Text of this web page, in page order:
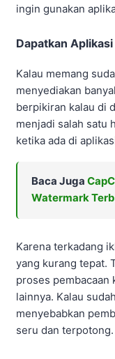
ingin gunakan
Dapatkan
Kalau memang
menyediakan
berpikiran kalau di
menjadi salah satu
ketika ada di
Baca Juga
Watermark
Karena terkadang
yang kurang tepat.
proses pembacaan
lainnya. Kalau
menyebabkan
seru dan terpotong.